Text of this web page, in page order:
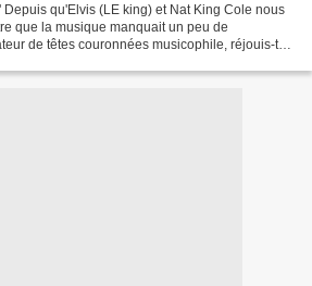
Depuis qu'Elvis (LE king) et Nat King Cole nous
que la musique manquait un peu de
de têtes couronnées musicophile, réjouis-toi,